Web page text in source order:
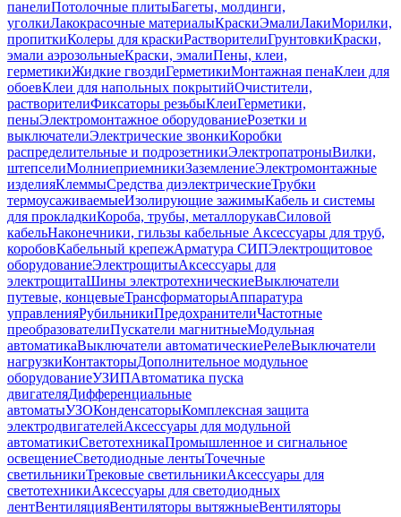
панелиПотолочные плитыБагеты, молдинги,
уголкиЛакокрасочные материалыКраскиЭмалиЛакиМорилки,
пропиткиКолеры для краскиРастворителиГрунтовкиКраски,
эмали аэрозольныеКраски, эмалиПены, клеи,
герметикиЖидкие гвоздиГерметикиМонтажная пенаКлеи для
обоевКлеи для напольных покрытийОчистители,
растворителиФиксаторы резьбыКлеиГерметики,
пеныЭлектромонтажное оборудованиеРозетки и
выключателиЭлектрические звонкиКоробки
распределительные и подрозетникиЭлектропатроныВилки,
штепселиМолниеприемникиЗаземлениеЭлектромонтажные
изделияКлеммыСредства диэлектрическиеТрубки
термоусаживаемыеИзолирующие зажимыКабель и системы
для прокладкиКороба, трубы, металлорукавСиловой
кабельНаконечники, гильзы кабельные Аксессуары для труб,
коробовКабельный крепежАрматура СИПЭлектрощитовое
оборудованиеЭлектрощитыАксессуары для
электрощитаШины электротехническиеВыключатели
путевые, концевыеТрансформаторыАппаратура
управленияРубильникиПредохранителиЧастотные
преобразователиПускатели магнитныеМодульная
автоматикаВыключатели автоматическиеРелеВыключатели
нагрузкиКонтакторыДополнительное модульное
оборудованиеУЗИПАвтоматика пуска
двигателяДифференциальные
автоматыУЗОКонденсаторыКомплексная защита
электродвигателейАксессуары для модульной
автоматикиСветотехникаПромышленное и сигнальное
освещениеСветодиодные лентыТочечные
светильникиТрековые светильникиАксессуары для
светотехникиАксессуары для светодиодных
лентВентиляцияВентиляторы вытяжныеВентиляторы